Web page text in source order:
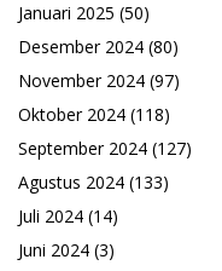
Januari 2025 (50)
Desember 2024 (80)
November 2024 (97)
Oktober 2024 (118)
September 2024 (127)
Agustus 2024 (133)
Juli 2024 (14)
Juni 2024 (3)